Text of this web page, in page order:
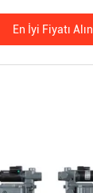
En İyi Fiyatı Alın